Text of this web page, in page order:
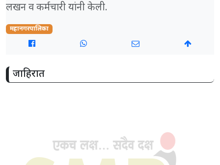
लखन व कर्मचारी यांनी केली.
महानगरपालिका
जाहिरात